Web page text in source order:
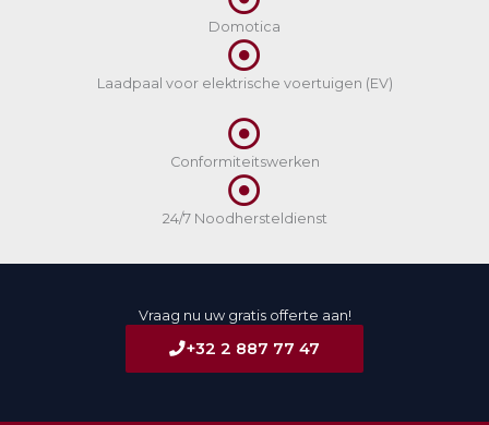
Domotica
Laadpaal voor elektrische voertuigen (EV)
Conformiteitswerken
24/7 Noodhersteldienst
Vraag nu uw gratis offerte aan!
+32 2 887 77 47